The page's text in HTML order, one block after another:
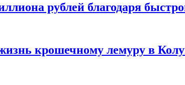
рублей благодаря
крошечному лемуру в